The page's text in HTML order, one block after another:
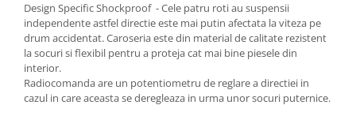
Design Specific Shockproof - Cele patru roti au suspensii
independente astfel directie este mai putin afectata la viteza pe
drum accidentat. Caroseria este din material de calitate rezistent
la socuri si flexibil pentru a proteja cat mai bine piesele din
interior.
Radiocomanda are un potentiometru de reglare a directiei in
cazul in care aceasta se deregleaza in urma unor socuri puternice.